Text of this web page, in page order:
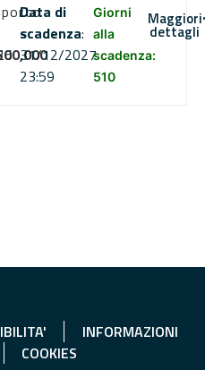
Data di
scadenza:
31/12/2027
23:59
Giorni
alla
scadenza:
510
Maggiori
dettagli
INFORMAZIONI
COOKIES